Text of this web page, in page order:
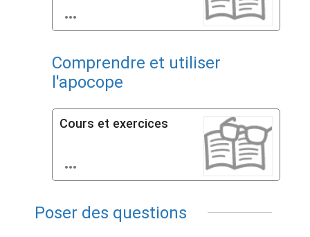

Comprendre et utiliser
l'apocope
Cours et exercices

Poser des questions